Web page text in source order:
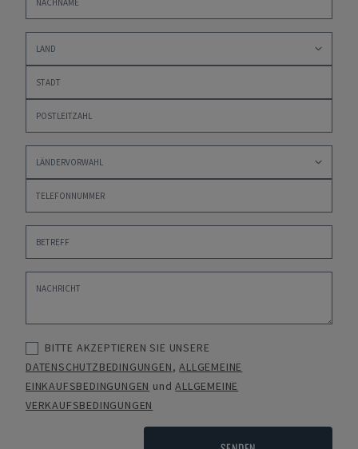
BITTE AKZEPTIEREN SIE UNSERE
DATENSCHUTZBEDINGUNGEN,ALLGEMEINE
EINKAUFSBEDINGUNGEN undALLGEMEINE
VERKAUFSBEDINGUNGEN